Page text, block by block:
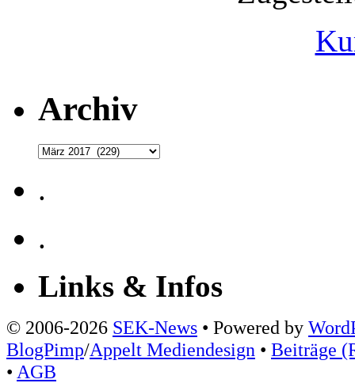
Archiv
Archiv
.
.
Links & Infos
© 2006-2026 SEK-News • Powered by
BlogPimp/Appelt Mediendesign • Beiträge
• AGB